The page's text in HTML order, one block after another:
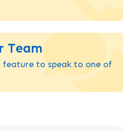
Team
feature to speak to one of